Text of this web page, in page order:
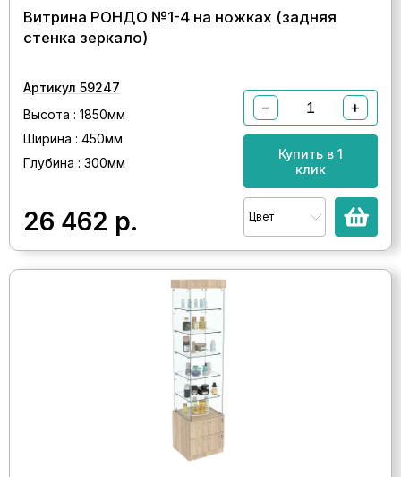
Витрина РОНДО №1-4 на ножках (задняя
стенка зеркало)
Артикул 59247
Высота : 1850мм
Ширина : 450мм
Глубина : 300мм
26 462 р.
− +
Купить в 1
клик
Цвет